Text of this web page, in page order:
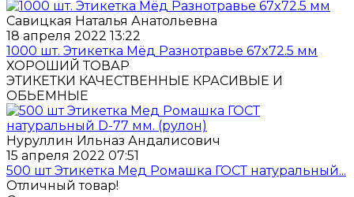
Савицкая Наталья Анатольевна
18 апреля 2022 13:22
1000 шт. Этикетка Мёд Разнотравье 67x72.5 мм
ХОРОШИЙ ТОВАР
ЭТИКЕТКИ КАЧЕСТВЕННЫЕ КРАСИВЫЕ И
ОБЬЕМНЫЕ
Нуруллин Ильназ Андалисович
15 апреля 2022 07:51
500 шт Этикетка Мед Ромашка ГОСТ натуральный...
Отличный товар!